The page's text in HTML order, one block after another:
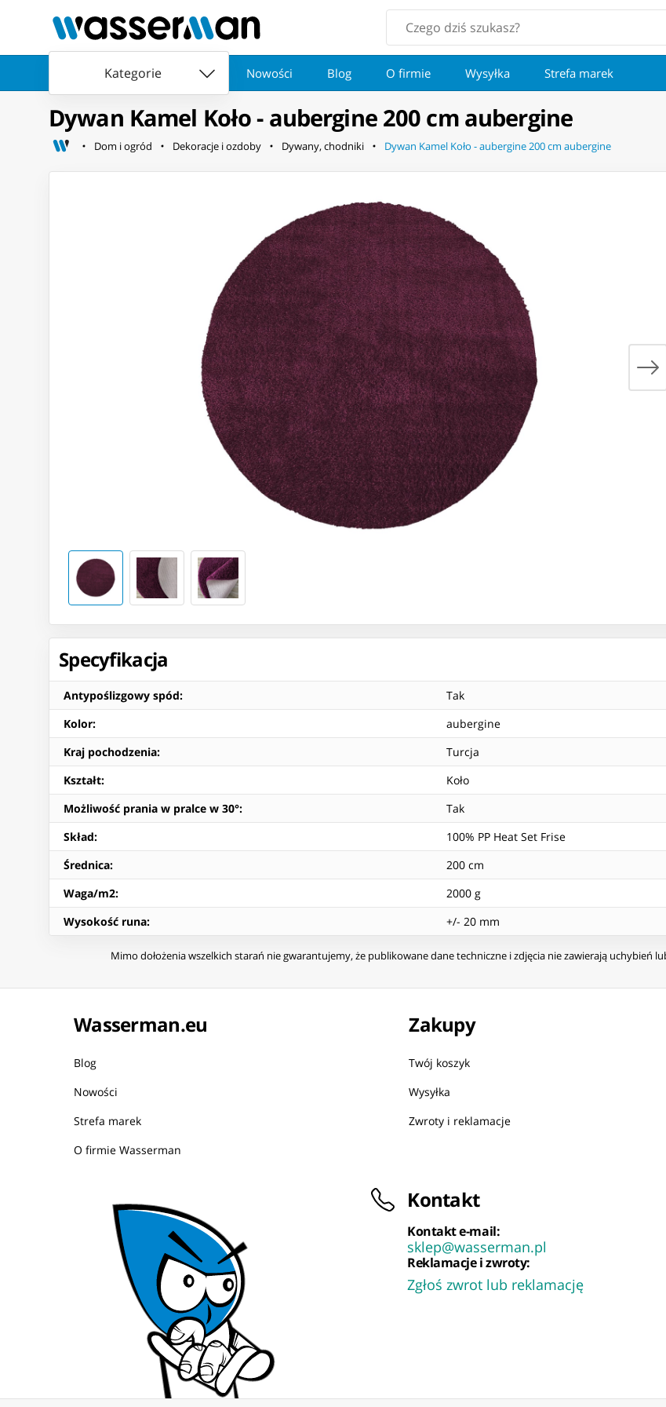
Kategorie Nowości Blog O firmie Wysyłka Strefa marek
Dywan Kamel Koło - aubergine 200 cm aubergine
Dom i ogród Dekoracje i ozdoby Dywany, chodniki Dywan Kamel Koło - aubergine 200 cm aubergine
Specyfikacja
Antypoślizgowy spód:
Tak
Kolor:
aubergine
Kraj pochodzenia:
Turcja
Kształt:
Koło
Możliwość prania w pralce w 30°:
Tak
Skład:
100% PP Heat Set Frise
Średnica:
200 cm
Waga/m2:
2000 g
Wysokość runa: +/- 20 mm
Mimo dołożenia wszelkich starań nie gwarantujemy, że publikowane dane techniczne i zdjęcia nie zawierają uchybień
Wasserman.eu
Blog
Nowości
Strefa marek
O firmie Wasserman
Zakupy
Twój koszyk
Wysyłka
Zwroty i reklamacje
Kontakt
Kontakt e-mail:
sklep@wasserman.pl
Reklamacje i zwroty:
Zgłoś zwrot lub reklamację